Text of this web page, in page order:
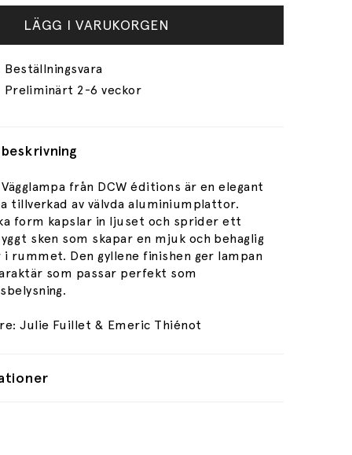
LÄGG I VARUKORGEN
Preliminärt 2-6 veckor
från DCW éditions är en elegant
tillverkad av välvda aluminiumplattor.
form kapslar in ljuset och sprider ett
sken som skapar en mjuk och behaglig
rummet. Den gyllene finishen ger lampan
som passar perfekt som
Julie Fuillet & Emeric Thiénot